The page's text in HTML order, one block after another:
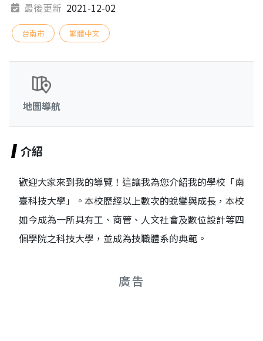
最後更新 2021-12-02
台南市 繁體中文
地圖導航
介紹
歡迎大家來到我的導覽！這讓我為您介紹我的學校「南
臺科技大學」。本校歷經以上數次的蛻變與成長，本校
如今成為一所具有工、商管、人文社會及數位設計等四
個學院之科技大學，並成為技職體系的典範。
廣告